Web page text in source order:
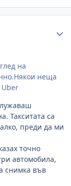
на
неща
Uber
Такситата са
преди да ми
точно
автомобила,
снимка във